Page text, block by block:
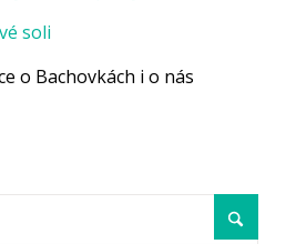
soli
o Bachovkách i o nás